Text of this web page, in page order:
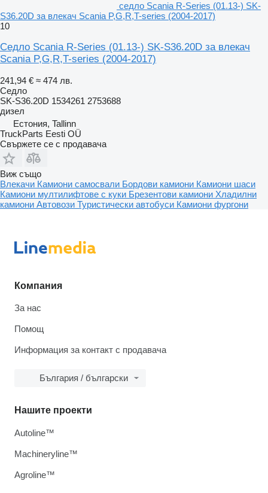
седло Scania R-Series (01.13-) SK-
S36.20D за влекач Scania P,G,R,T-series (2004-2017)
10
Седло Scania R-Series (01.13-) SK-S36.20D за влекач
Scania P,G,R,T-series (2004-2017)
241,94 € ≈ 474 лв.
Седло
SK-S36.20D 1534261 2753688
дизел
Естония, Tallinn
TruckParts Eesti OÜ
Свържете се с продавача
Виж също
Влекачи Камиони самосвали Бордови камиони Камиони шаси
Камиони мултилифтове с куки Брезентови камиони Хладилни
камиони Автовози Туристически автобуси Камиони фургони
Компания
За нас
Помощ
Информация за контакт с продавача
България / български
Нашите проекти
Autoline™
Machineryline™
Agroline™